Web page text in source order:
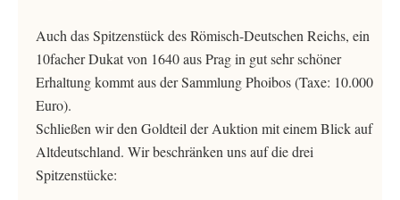
Auch das Spitzenstück des Römisch-Deutschen Reichs, ein
10facher Dukat von 1640 aus Prag in gut sehr schöner
Erhaltung kommt aus der Sammlung Phoibos (Taxe: 10.000
Euro).
Schließen wir den Goldteil der Auktion mit einem Blick auf
Altdeutschland. Wir beschränken uns auf die drei
Spitzenstücke: